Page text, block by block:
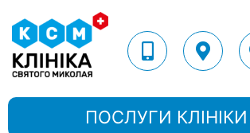
ПОСЛУГИ КЛІНІКИ